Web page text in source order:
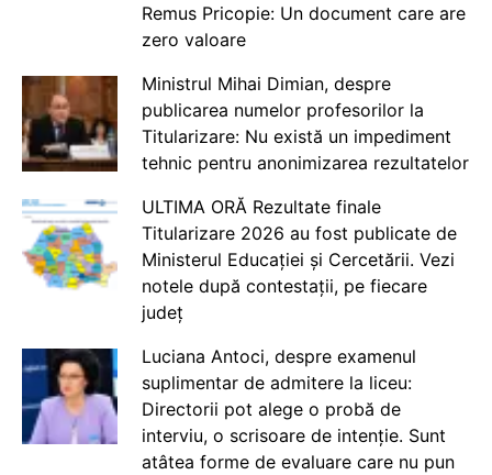
Remus Pricopie: Un document care are
zero valoare
Ministrul Mihai Dimian, despre
publicarea numelor profesorilor la
Titularizare: Nu există un impediment
tehnic pentru anonimizarea rezultatelor
ULTIMA ORĂ Rezultate finale
Titularizare 2026 au fost publicate de
Ministerul Educației și Cercetării. Vezi
notele după contestații, pe fiecare
județ
Luciana Antoci, despre examenul
suplimentar de admitere la liceu:
Directorii pot alege o probă de
interviu, o scrisoare de intenție. Sunt
atâtea forme de evaluare care nu pun